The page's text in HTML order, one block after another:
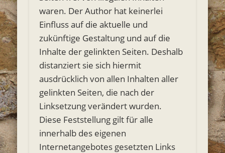
waren. Der Author hat keinerlei
Einfluss auf die aktuelle und
zukünftige Gestaltung und auf die
Inhalte der gelinkten Seiten. Deshalb
distanziert sie sich hiermit
ausdrücklich von allen Inhalten aller
gelinkten Seiten, die nach der
Linksetzung verändert wurden.
Diese Feststellung gilt für alle
innerhalb des eigenen
Internetangebotes gesetzten Links